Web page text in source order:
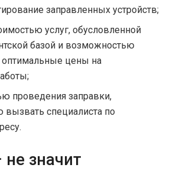
заправленных устройств;
услуг, обусловленной
базой и возможностью
оптимальные цены на
проведения заправки,
специалиста по
значит